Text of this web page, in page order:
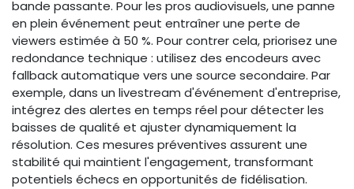
bande passante. Pour les pros audiovisuels, une panne
en plein événement peut entraîner une perte de
viewers estimée à 50 %. Pour contrer cela, priorisez une
redondance technique : utilisez des encodeurs avec
fallback automatique vers une source secondaire. Par
exemple, dans un livestream d'événement d'entreprise,
intégrez des alertes en temps réel pour détecter les
baisses de qualité et ajuster dynamiquement la
résolution. Ces mesures préventives assurent une
stabilité qui maintient l'engagement, transformant
potentiels échecs en opportunités de fidélisation.